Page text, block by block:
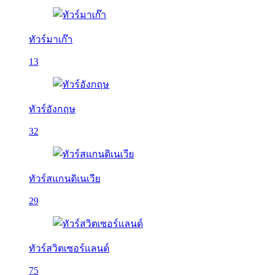
ทัวร์มาเก๊า
13
ทัวร์อังกฤษ
32
ทัวร์สแกนดิเนเวีย
29
ทัวร์สวิตเซอร์แลนด์
75